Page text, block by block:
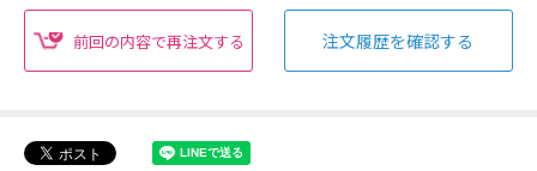
前回の内容で再注文する 注文履歴を確認する